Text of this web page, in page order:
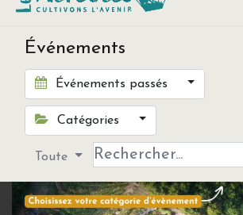
Événements
Événements passés
Catégories
Toute